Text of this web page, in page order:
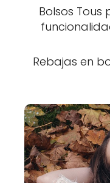
Bolsos
Rebajas en